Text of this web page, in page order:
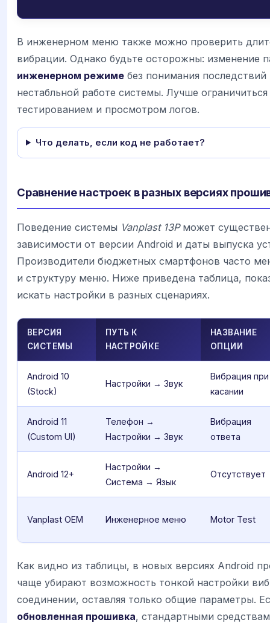
В инженерном меню также можно проверить
вибрации. Однако будьте осторожны: изменение
инженерном режиме без понимания
нестабльной работе системы. Лучше ограничиться
тестированием и просмотром логов.
Что делать, если код не работает?
Сравнение настроек в разных версиях
Поведение системы Vanplast 13Pможет
зависимости от версии Android и даты выпуска
Производители бюджетных смартфонов часто
и структуру меню. Ниже приведена таблица,
искать настройки в разных сценариях.
ВЕРСИЯ
СИСТЕМЫ
ПУТЬ К
НАСТРОЙКЕ
НАЗВАНИЕ
ОПЦИИ
Android 10
(Stock)
Настройки → Звук
Вибрация при
касании
Android 11
(Custom UI)
Телефон →
Настройки → Звук
Вибрация
ответа
Android 12+
Настройки →
Система → Язык
Отсутствует
Vanplast OEM Инженерное меню Motor Test
Как видно из таблицы, в новых версиях Android
чаще убирают возможность тонкой настройки
соединении, оставляя только общие параметры.
обновленная прошивка, стандартными